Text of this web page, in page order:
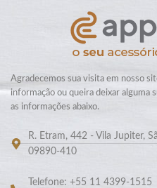
Agradecemos sua visita em nosso
informação ou queira deixar alguma
as informações abaixo.
R. Etram, 442 - Vila Jupiter,
09890-410
Telefone: +55 11 4399-1515